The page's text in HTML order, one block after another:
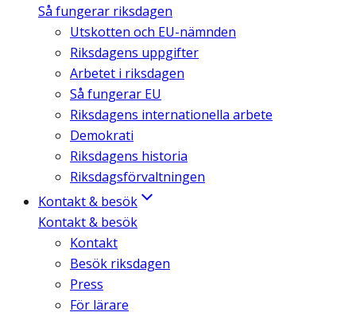
Så fungerar riksdagen
Utskotten och EU-nämnden
Riksdagens uppgifter
Arbetet i riksdagen
Så fungerar EU
Riksdagens internationella arbete
Demokrati
Riksdagens historia
Riksdagsförvaltningen
Kontakt & besök
Kontakt & besök
Kontakt
Besök riksdagen
Press
För lärare